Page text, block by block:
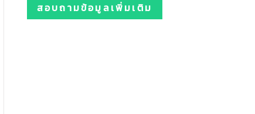
สอบถามข้อมูลเพิ่มเติม